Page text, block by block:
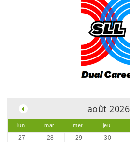
août 2026
lun. mar. mer. jeu.
27 28 29 30